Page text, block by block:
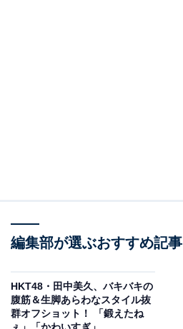
編集部が選ぶおすすめ記事
HKT48・田中美久、バキバキの
腹筋＆生脚あらわなスタイル抜
群オフショット！ 「鍛えたね